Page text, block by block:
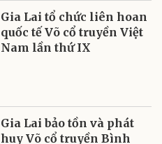
Gia Lai tổ chức liên hoan
quốc tế Võ cổ truyền Việt
Nam lần thứ IX
Gia Lai bảo tồn và phát
huy Võ cổ truyền Bình